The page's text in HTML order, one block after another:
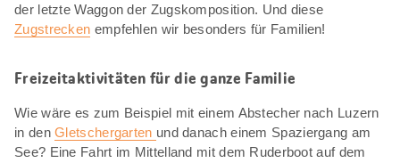
der letzte Waggon der Zugskomposition. Und diese
Zugstrecken empfehlen wir besonders für Familien!
Freizeitaktivitäten für die ganze Familie
Wie wäre es zum Beispiel mit einem Abstecher nach Luzern
in denGletschergarten und danach einem Spaziergang am
See? Eine Fahrt im Mittelland mit dem Ruderboot auf dem